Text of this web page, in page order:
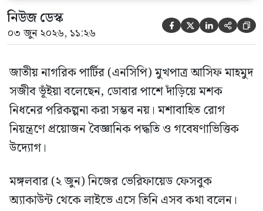
নিউজ ডেস্ক
০৩ জুন ২০২৬, ১১:২৬     
জাতীয় নাগরিক পার্টির (এনসিপি) মুখপাত্র আসিফ মাহমুদ
সজীব ভূঁইয়া বলেছেন, ডোবার পাশে দাঁড়িয়ে মশক
নিধনের পরিকল্পনা করা সম্ভব নয়। মশাবাহিত রোগ
নিয়ন্ত্রণে প্রয়োজন বৈজ্ঞানিক পদ্ধতি ও গবেষণাভিত্তিক
উদ্যোগ।
মঙ্গলবার (২ জুন) নিজের ভেরিফায়েড ফেসবুক
অ্যাকাউন্ট থেকে লাইভে এসে তিনি এসব কথা বলেন।